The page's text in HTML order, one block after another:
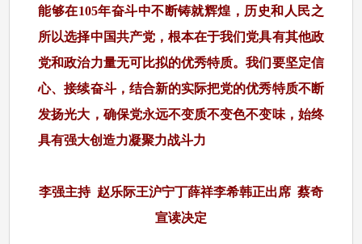
能够在105年奋斗中不断铸就辉煌，历史和人民之
所以选择中国共产党，根本在于我们党具有其他政
党和政治力量无可比拟的优秀特质。我们要坚定信
心、接续奋斗，结合新的实际把党的优秀特质不断
发扬光大，确保党永远不变质不变色不变味，始终
具有强大创造力凝聚力战斗力
李强主持 赵乐际王沪宁丁薛祥李希韩正出席 蔡奇
宣读决定